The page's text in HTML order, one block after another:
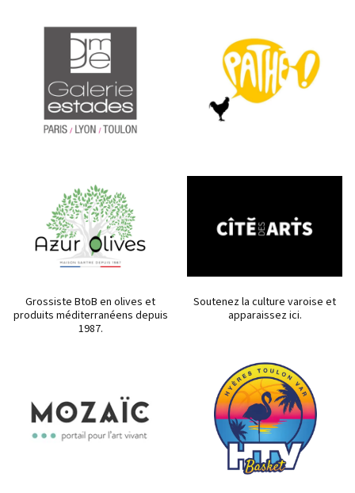
Grossiste BtoB en olives et
produits méditerranéens depuis
1987.
Soutenez la culture varoise et
apparaissez ici.